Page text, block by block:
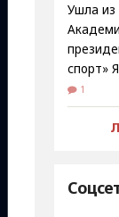
Ушла из
спорт»
1